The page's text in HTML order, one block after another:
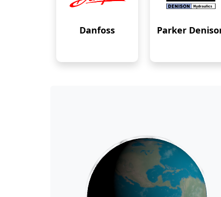
Danfoss Parker